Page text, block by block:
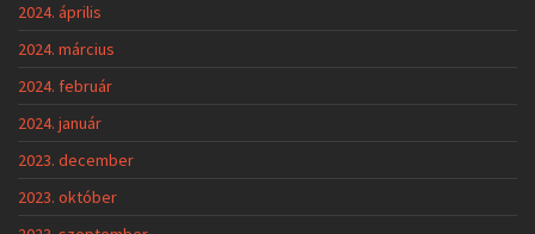
2024. április
2024. március
2024. február
2024. január
2023. december
2023. október